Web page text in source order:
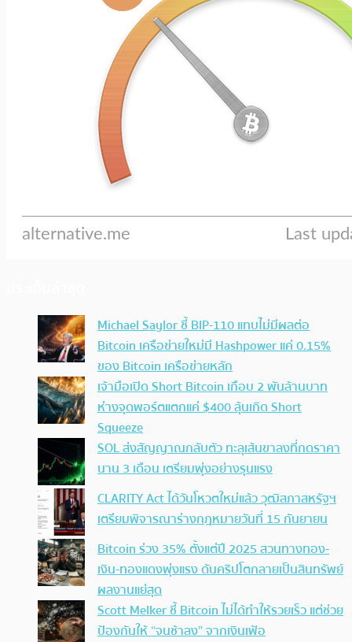
Michael Saylor ชี้ BIP-110 แทบไม่มีผลต่อ
Bitcoin เครือข่ายใหม่มี Hashpower แค่ 0.15%
ของ Bitcoin เครือข่ายหลัก
เจ้ามือเปิด Short Bitcoin เกือบ 2 พันล้านบาท
ห่างจุดพอร์ตแตกแค่ $400 ลุ้นเกิด Short
Squeeze
SOL ส่งสัญญาณกลับตัว ทะลุเส้นขาลงที่กดราคา
นาน 3 เดือน เตรียมพุ่งอย่างรุนแรง
CLARITY Act ได้วันโหวตใหม่แล้ว วุฒิสภาสหรัฐฯ
เตรียมพิจารณาร่างกฎหมายวันที่ 15 กันยายน
Bitcoin ร่วง 35% ตั้งแต่ปี 2025 สวนทางทอง-
เงิน-ทองแดงพุ่งแรง ดันคริปโตกลายเป็นสินทรัพย์
ผลงานแย่สุด
Scott Melker ชี้ Bitcoin ไม่ได้ทำให้รวยเร็ว แต่ช่วย
ป้องกันให้ “จนช้าลง” จากเงินเฟ้อ